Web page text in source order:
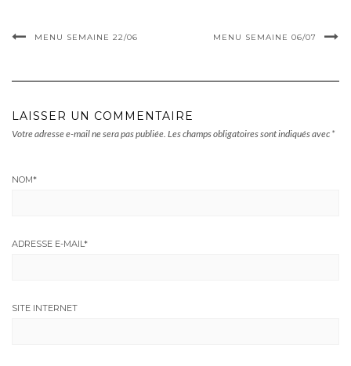
MENU SEMAINE 22/06 MENU SEMAINE 06/07
LAISSER UN COMMENTAIRE
Votre adresse e-mail ne sera pas publiée. Les champs obligatoires sont indiqués avec *
NOM*
ADRESSE E-MAIL*
SITE INTERNET